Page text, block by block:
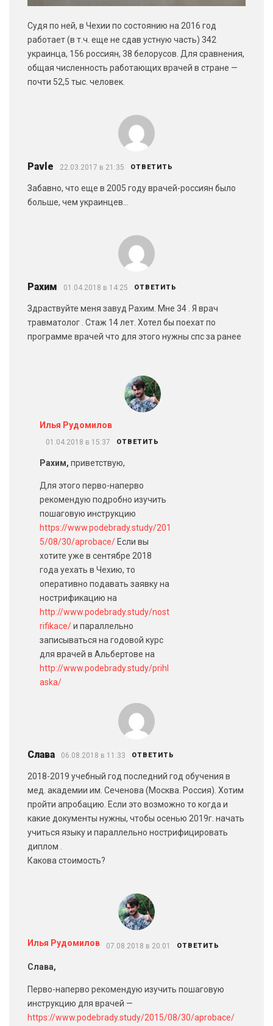
Судя по ней, в Чехии по состоянию на 2016 год
работает (в т.ч. еще не сдав устную часть) 342
украинца, 156 россиян, 38 белорусов. Для сравнения,
общая численность работающих врачей в стране —
почти 52,5 тыс. человек.
Pavle 22.03.2017 в 21:35 ОТВЕТИТЬ
Забавно, что еще в 2005 году врачей-россиян было
больше, чем украинцев…
Рахим 01.04.2018 в 14:25 ОТВЕТИТЬ
Здраствуйте меня завуд Рахим. Мне 34 . Я врач
травматолог . Стаж 14 лет. Хотел бы поехат по
программе врачей что для этого нужны спс за ранее
Илья Рудомилов
01.04.2018 в 15:37 ОТВЕТИТЬ
Рахим, приветствую,
Для этого перво-наперво
рекомендую подробно изучить
пошаговую инструкцию
https://www.podebrady.study/201
5/08/30/aprobace/ Если вы
хотите уже в сентябре 2018
года уехать в Чехию, то
оперативно подавать заявку на
нострификацию на
http://www.podebrady.study/nost
rifikace/и параллельно
записываться на годовой курс
для врачей в Альбертове на
http://www.podebrady.study/prihl
aska/
Слава 06.08.2018 в 11:33 ОТВЕТИТЬ
2018-2019 учебный год последний год обучения в
мед. академии им. Сеченова (Москва. Россия). Хотим
пройти апробацию. Если это возможно то когда и
какие документы нужны, чтобы осенью 2019г. начать
учиться языку и параллельно нострифицировать
диплом .
Какова стоимость?
Илья Рудомилов 07.08.2018 в 20:01 ОТВЕТИТЬ
Слава,
Перво-наперво рекомендую изучить пошаговую
инструкцию для врачей —
https://www.podebrady.study/2015/08/30/aprobace/